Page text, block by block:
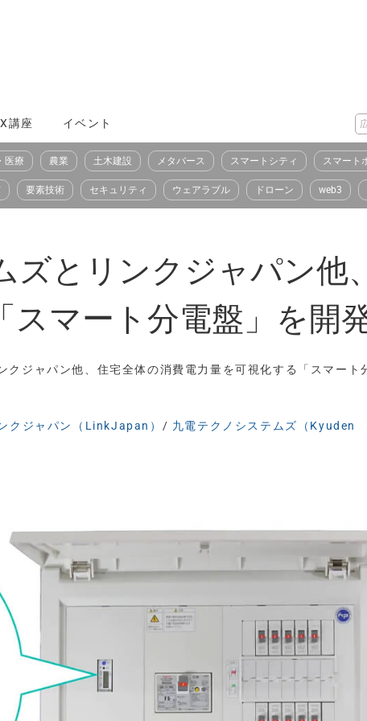
講座 イベント
医療 農業 土木建設 メタバース スマートシティ スマート
要素技術 セキュリティ ウェアラブル ドローン web3
ズとリンクジャパン他
スマート分電盤」を開
クジャパン他、住宅全体の消費電力量を可視化する「スマート
クジャパン（LinkJapan） / 九電テクノシステムズ（Kyuden